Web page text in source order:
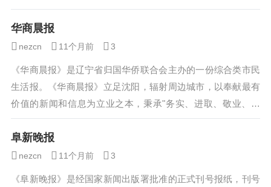
深”的办报宗旨，坚守思想性与可读...
华商晨报
nezcn 11个月前 3
《华商晨报》是辽宁省归国华侨联合会主办的一份综合类市民
生活报。《华商晨报》立足沈阳，辐射周边城市，以奉献最有
价值的新闻和信息为立业之本，秉承"务实、进取、敬业、和
谐"的企业精神，全...
阜新晚报
nezcn 11个月前 3
《阜新晚报》是经国家新闻出版署批准的正式刊号报纸，刊号